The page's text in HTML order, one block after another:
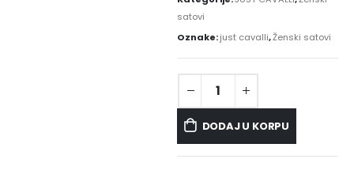
satovi
Oznake:just cavalli,Ženski satovi
DODAJ U KORPU